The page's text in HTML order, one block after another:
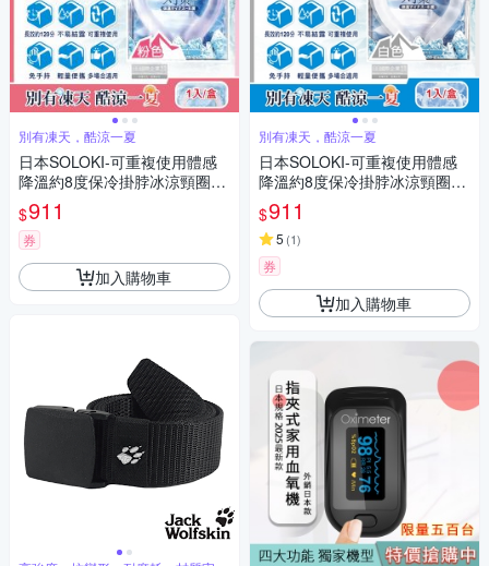
別有凍天，酷涼一夏
日本SOLOKI-可重複使用體感
降溫約8度保冷掛脖冰涼頸圈1
入/盒-粉色(大人小孩通用,免手
持無結露涼感環,預防中暑散熱
冰敷袋,室內戶外通勤)
$911
券
加入購物車
別有凍天，酷涼一夏
日本SOLOKI-可重複使用體感
降溫約8度保冷掛脖冰涼頸圈1
入/盒(大人小孩通用,免手持無
結露涼感環,預防中暑散熱冰敷
袋,室內戶外通勤涼感巾)
$911
5 (1)
券
加入購物車